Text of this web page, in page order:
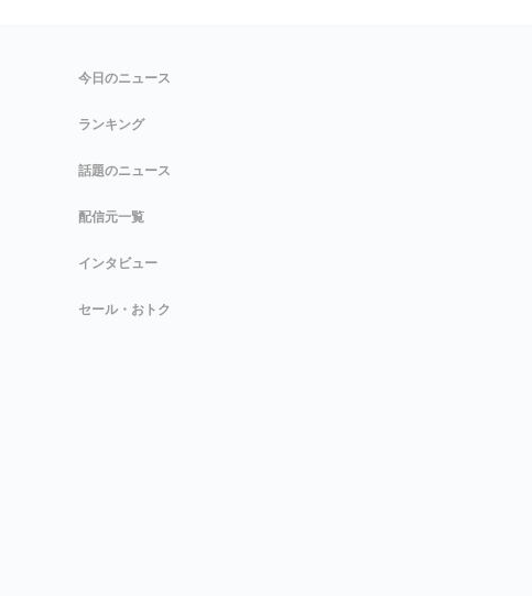
今日のニュース
ランキング
話題のニュース
配信元一覧
インタビュー
セール・おトク